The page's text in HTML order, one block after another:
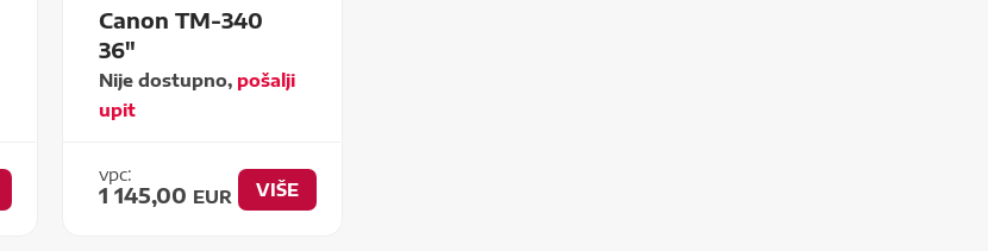
Canon TM-340
36"
Nije dostupno, pošalji
upit
vpc:
1 145,00 EUR VIŠE